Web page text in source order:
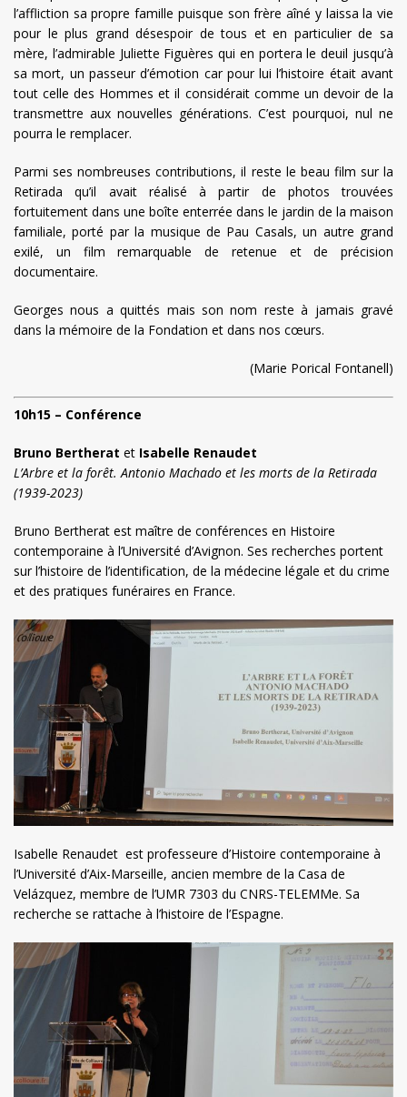
l’affliction sa propre famille puisque son frère aîné y laissa la vie
pour le plus grand désespoir de tous et en particulier de sa
mère, l’admirable Juliette Figuères qui en portera le deuil jusqu’à
sa mort, un passeur d’émotion car pour lui l’histoire était avant
tout celle des Hommes et il considérait comme un devoir de la
transmettre aux nouvelles générations. C’est pourquoi, nul ne
pourra le remplacer.
Parmi ses nombreuses contributions, il reste le beau film sur la
Retirada qu’il avait réalisé à partir de photos trouvées
fortuitement dans une boîte enterrée dans le jardin de la maison
familiale, porté par la musique de Pau Casals, un autre grand
exilé, un film remarquable de retenue et de précision
documentaire.
Georges nous a quittés mais son nom reste à jamais gravé
dans la mémoire de la Fondation et dans nos cœurs.
(Marie Porical Fontanell)
10h15 – Conférence
Bruno Bertherat et Isabelle Renaudet
L’Arbre et la forêt. Antonio Machado et les morts de la Retirada
(1939-2023)
Bruno Bertherat est maître de conférences en Histoire
contemporaine à l’Université d’Avignon. Ses recherches portent
sur l’histoire de l’identification, de la médecine légale et du crime
et des pratiques funéraires en France.
Isabelle Renaudet est professeure d’Histoire contemporaine à
l’Université d’Aix-Marseille, ancien membre de la Casa de
Velázquez, membre de l’UMR 7303 du CNRS-TELEMMe. Sa
recherche se rattache à l’histoire de l’Espagne.